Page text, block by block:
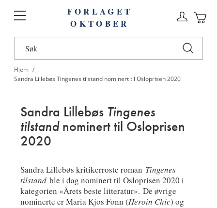
Toggle
FORLAGET
OKTOBER
Hjem
Sandra Lillebøs Tingenes tilstand nominert til Osloprisen 2020
Sandra Lillebøs Tingenes
tilstand nominert til Osloprisen
2020
Sandra Lillebøs kritikerroste roman Tingenes
tilstandble i dag nominert til Osloprisen 2020 i
kategorien «Årets beste litteratur». De øvrige
nominerte er Maria Kjos Fonn (Heroin Chic) og